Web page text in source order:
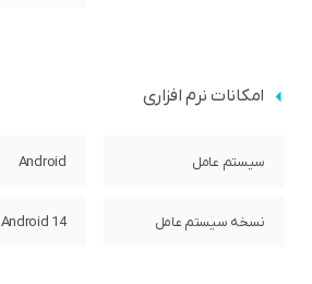
امکانات نرم افزاری
سیستم عامل Android
نسخه سیستم عامل Android 14